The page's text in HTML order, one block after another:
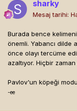
sharky
Mesaj tarihi:
Burada bence
önemli. Yabancı dilde
önce olayı tercüme
azaltıyor. Hiçbir
Pavlov'un köpeği
-ee